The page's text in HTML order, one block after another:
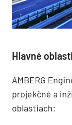
Hlavné
AMBERG
projekčné a
oblastiach: